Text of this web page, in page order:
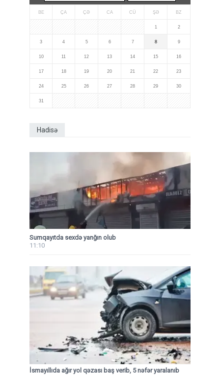
BE ÇA ÇƏ CA CÜ ŞƏ BZ
1 2
3 4 5 6 7 8 9
10 11 12 13 14 15 16
17 18 19 20 21 22 23
24 25 26 27 28 29 30
31
Hadisə
Sumqayıtda sexdə yanğın olub
11:10
İsmayıllıda ağır yol qəzası baş verib, 5 nəfər yaralanıb